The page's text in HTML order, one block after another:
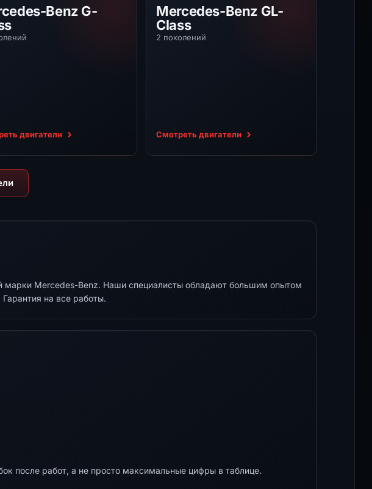
Benz G-Class
Benz G-
двигатели
Mercedes-Benz GL-Class
Mercedes-Benz GL-
Class
2 поколений
Смотреть двигатели
Mercedes-Benz. Наши специалисты обладают большим опытом
на все работы.
после работ, а не просто максимальные цифры в таблице.